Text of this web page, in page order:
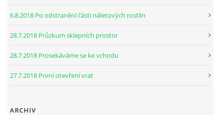
6.8.2018 Po odstranění části náletových rostlin
28.7.2018 Průzkum sklepních prostor
28.7.2018 Prosekáváme se ke vchodu
27.7.2018 První otevření vrat
ARCHIV